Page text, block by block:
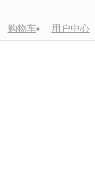
购物车
用户中心